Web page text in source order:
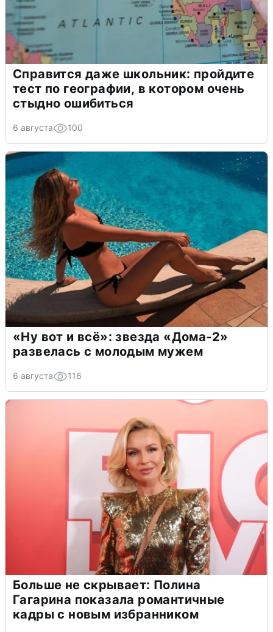
Справится даже школьник: пройдите
тест по географии, в котором очень
стыдно ошибиться
6 августа 100
«Ну вот и всё»: звезда «Дома-2»
развелась с молодым мужем
6 августа 116
Больше не скрывает: Полина
Гагарина показала романтичные
кадры с новым избранником